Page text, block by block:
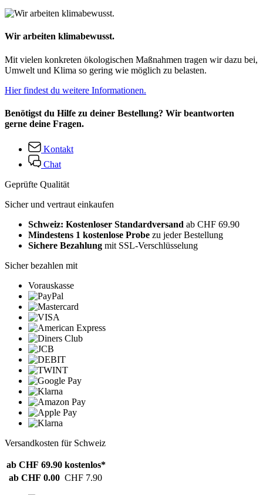
Wir arbeiten klimabewusst.
Mit vielen konkreten ökologischen Maßnahmen tragen wir dazu bei,
Umwelt und Klima so gering wie möglich zu belasten.
Hier findest du weitere Informationen.
Benötigst du Hilfe zu deiner Bestellung? Wir beantworten
gerne deine Fragen.
Kontakt
Chat
Geprüfte Qualität
Sicher und vertraut einkaufen
Schweiz: Kostenloser Standardversand ab CHF 69.90
Mindestens 1 kostenlose Probe zu jeder Bestellung
Sichere Bezahlung mit SSL-Verschlüsselung
Sicher bezahlen mit
Vorauskasse
Versandkosten für Schweiz
ab CHF 69.90 kostenlos*
ab CHF 0.00 CHF 7.90